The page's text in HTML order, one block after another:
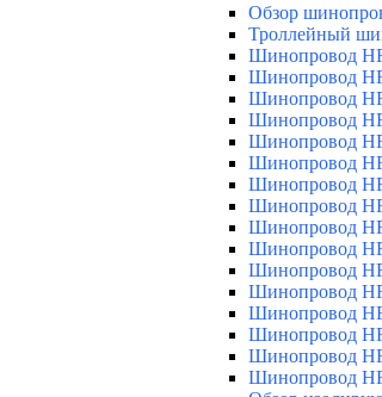
Обзор
Троллейный
Шинопровод
Шинопровод
Шинопровод
Шинопровод
Шинопровод
Шинопровод
Шинопровод
Шинопровод
Шинопровод
Шинопровод
Шинопровод
Шинопровод
Шинопровод
Шинопровод
Шинопровод
Шинопровод